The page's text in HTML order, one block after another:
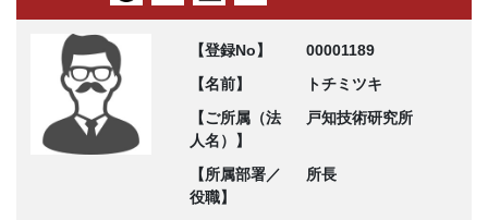
【登録No】
00001189
【名前】
トチミツキ
【ご所属（法
人名）】
戸知技術研究所
【所属部署／
役職】
所長